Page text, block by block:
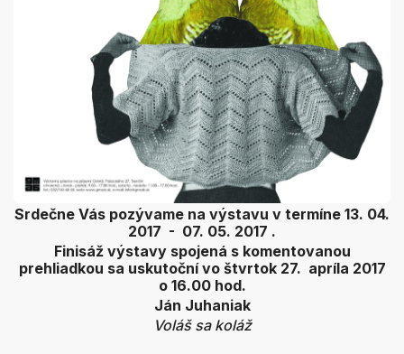
Srdečne Vás pozývame na výstavu v termíne 13. 04.
2017 - 07. 05. 2017 .
Finisáž výstavy spojená s komentovanou
prehliadkou sa uskutoční vo štvrtok 27. apríla 2017
o 16.00 hod.
Ján Juhaniak
Voláš sa koláž